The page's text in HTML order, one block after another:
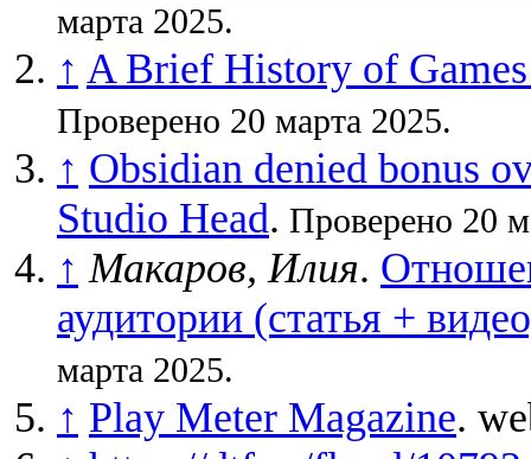
марта 2025.
↑ A Brief History of
Проверено 20 марта 2025.
↑ Obsidian denied bonus
Studio Head. Проверено 20
↑ Макаров, Илия.
аудитории (статья +
марта 2025.
↑ Play Meter Magazine.